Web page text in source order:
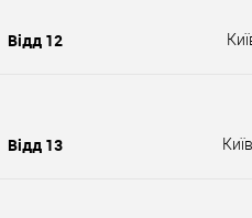
Відд 12
Відд 13